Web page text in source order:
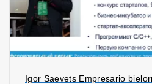
Igor Saevets Empresario